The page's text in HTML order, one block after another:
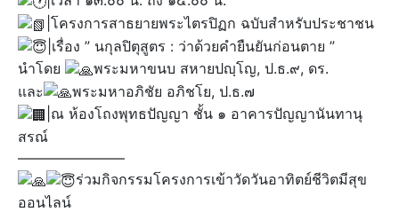
|โครงการสาธยายพระไตรปิฏก ฉบับสำหรับประชาชน
|เรื่อง ” นกุลปิตุสูตร : ว่าด้วยคำยืนยันก่อนตาย ”
นำโดย
พระมหาขนบ สหายปญฺโญ, ป.ธ.๙, ดร.
และ
พระมหาอภิชัย อภิชโย, ป.ธ.๗
|ณ ห้องโถงพุทธปัญญา ชั้น ๑ อาคารปัญญานันทานุ
สรณ์
———————–
ร่วมกิจกรรมโครงการเข้าวัดวันอาทิตย์ชีวิตมีสุข
ออนไลน์